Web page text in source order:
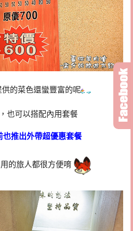
的菜色還蠻豐富的呢
也可以搭配內用套餐
也推出外帶超優惠套餐
的旅人都很方便唷